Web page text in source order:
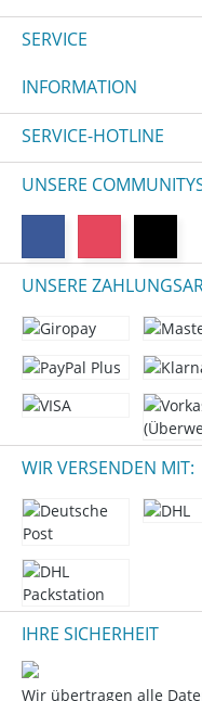
SERVICE
INFORMATION
SERVICE-HOTLINE
UNSERE
UNSERE
WIR VERSENDEN MIT:
IHRE SICHERHEIT
Wir übertragen alle